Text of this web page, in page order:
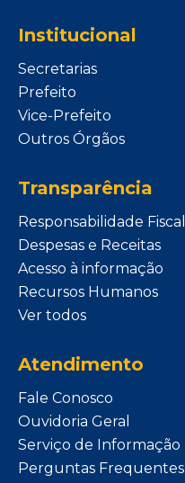
Institucional
Secretarias
Prefeito
Vice-Prefeito
Outros Órgãos
Transparência
Responsabilidade Fiscal
Despesas e Receitas
Acesso à informação
Recursos Humanos
Ver todos
Atendimento
Fale Conosco
Ouvidoria Geral
Serviço de Informação
Perguntas Frequentes